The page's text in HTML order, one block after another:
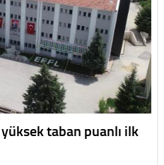
taban puanlı ilk